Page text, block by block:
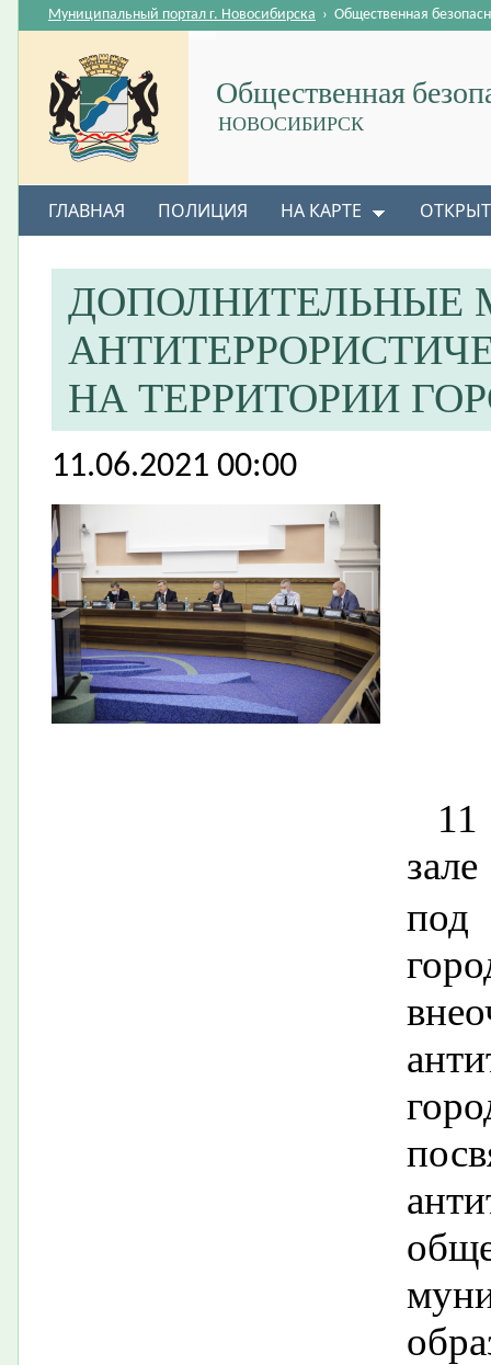
Общественная
НОВОСИБИРСК
Муниципальный портал г. Новосибирска › Общественная
ГЛАВНАЯ ПОЛИЦИЯ НА КАРТЕ
ДОПОЛНИТЕЛЬНЫЕ
НА ТЕРРИТОРИИ
11.06.2021 00:00
под